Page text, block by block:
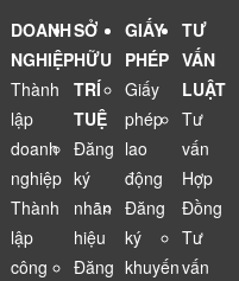
ăn uống
DOANH
NGHIỆP
Thành
lập
doanh
nghiệp
Thành
lập
công
SỞ
HỮU
TRÍ
TUỆ
Đăng
ký
nhãn
hiệu
Đăng
GIẤY
PHÉP
Giấy
phép
lao
động
Đăng
ký
khuyến
TƯ
VẤN
LUẬT
Tư
vấn
Hợp
Đồng
Tư
vấn